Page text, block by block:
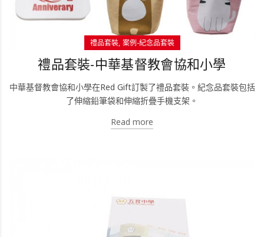
禮品套裝 案例-紀念品套裝
禮品套裝-中華基督教會協和小學
中華基督教會協和小學在Red Gift訂製了禮品套裝。紀念品套裝包括
了伸縮鉛筆袋和伸縮折疊手機支架。
Read more